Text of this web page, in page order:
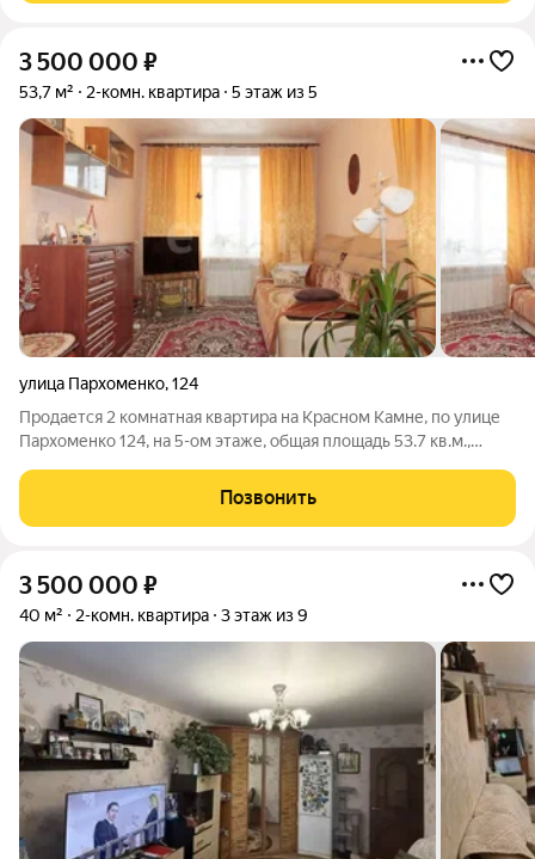
3 500 000 ₽
53,7 м² 2-комн. квартира 5 этаж из 5
улица Пархоменко,124
Продается 2 комнатная квартира на Красном Камне, по улице
Пархоменко 124, на 5-ом этаже, общая площадь 53.7 кв.м.,
квартире выполнен современный ремонт из качественных
материалов. Установлен
Позвонить
3 500 000 ₽
40 м² 2-комн. квартира 3 этаж из 9